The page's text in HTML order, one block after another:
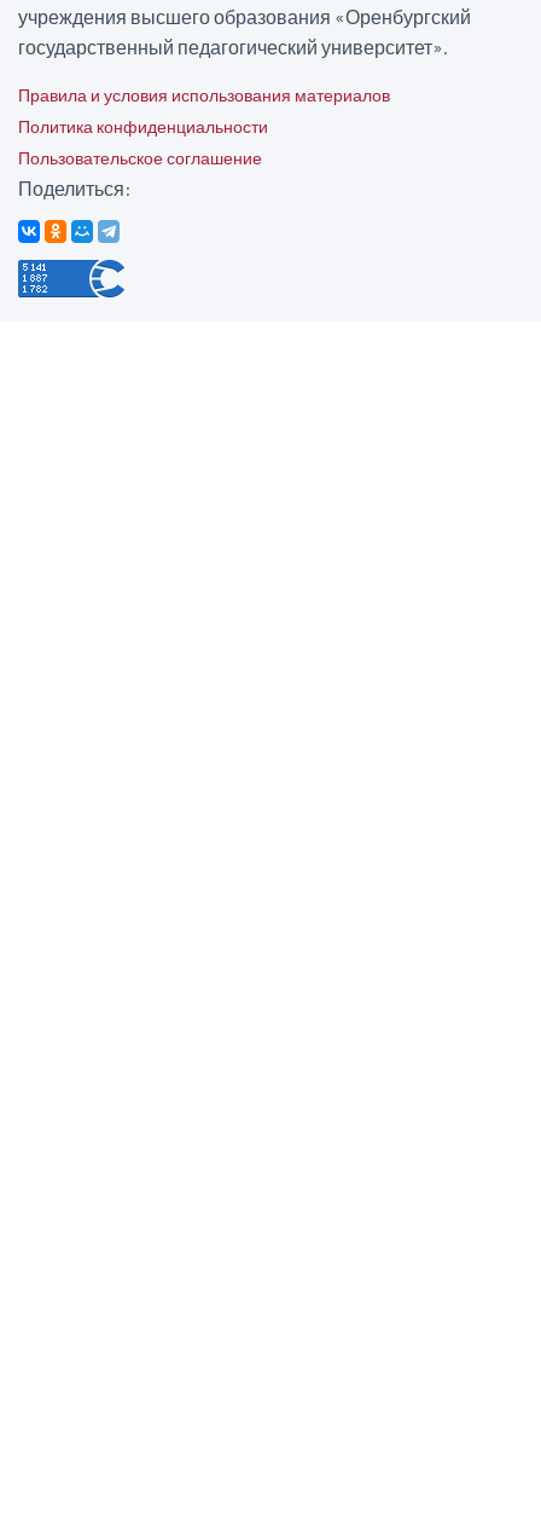
учреждения высшего образования «Оренбургский
государственный педагогический университет».
Правила и условия использования материалов
Политика конфиденциальности
Пользовательское соглашение
Поделиться: